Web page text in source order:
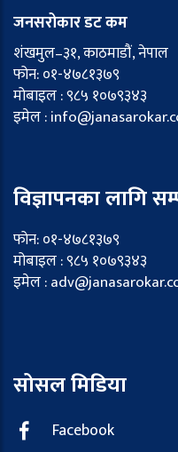
जनसरोकार डट कम
शंखमुल–३१, काठमाडौं, नेपाल
फोन: ०१-४७८१३७९
मोबाइल : ९८५ १०७९३४३
इमेल :
विज्ञापनका लागि
फोन: ०१-४७८१३७९
मोबाइल : ९८५ १०७९३४३
इमेल :
सोसल मिडिया
Facebook